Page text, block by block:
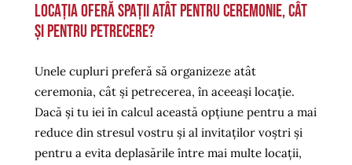
Locația oferă spații atât pentru ceremonie, cât
și pentru petrecere?
Unele cupluri preferă să organizeze atât
ceremonia, cât și petrecerea, în aceeași locație.
Dacă și tu iei în calcul această opțiune pentru a mai
reduce din stresul vostru și al invitaților voștri și
pentru a evita deplasările între mai multe locații,